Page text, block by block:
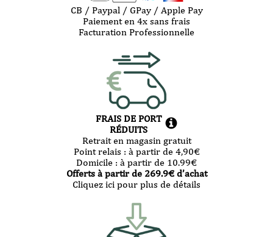
CB / Paypal / GPay / Apple Pay
Paiement en 4x sans frais
Facturation Professionnelle
FRAIS DE PORT
RÉDUITS
Retrait en magasin gratuit
Point relais : à partir de 4,90€
Domicile : à partir de 10.99€
Offerts à partir de 269.9€ d’achat
Cliquez ici pour plus de détails